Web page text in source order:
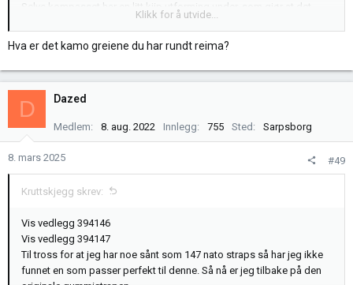
Selve kompasset har en litt kjip utforming under, som gjør at det
pleier å bruke på økser og kniver for godt grep. La på litt ekstra så
kompasset ligger perfekt på samme sted, og så la jeg litt på
motsatt side så det ble en slags helhet.
Det ble veldig behagelig og ikke helt avskrekkende å se på heller,
siden dette er eventyrklokken. Men vi får se hvor lenge jeg liker det.
Klikk for å utvide...
Hva er det kamo greiene du har rundt reima?
D Dazed
Medlem 8. aug. 2022 Innlegg 755 Sted Sarpsborg
8. mars 2025 #49
Kruttskjegg skrev:
Vis vedlegg 394146
Vis vedlegg 394147
Til tross for at jeg har noe sånt som 147 nato straps så har jeg ikke
funnet en som passer perfekt til denne. Så nå er jeg tilbake på den